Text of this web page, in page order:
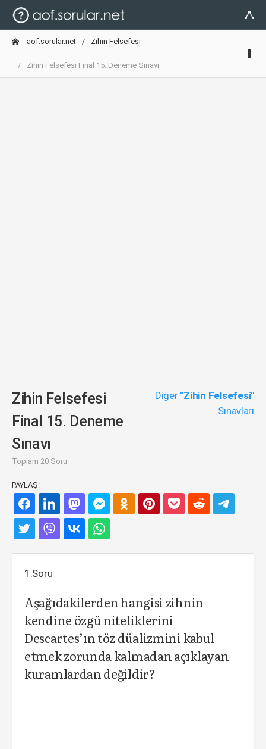
aof.sorular.net Zihin Felsefesi
Zihin Felsefesi Final 15. Deneme Sınavı
Zihin Felsefesi
Final 15. Deneme
Sınavı
Toplam 20 Soru
Diğer "Zihin Felsefesi"
Sınavları
PAYLAŞ:
1.Soru
Aşağıdakilerden hangisi zihnin
kendine özgü niteliklerini
Descartes’ın töz düalizmini kabul
etmek zorunda kalmadan açıklayan
kuramlardan değildir?